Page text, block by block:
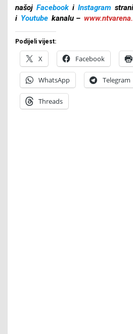
našoj Facebook i Instagram
i Youtube kanalu –
Podijeli vijest:
X Facebook
WhatsApp Telegram
Threads